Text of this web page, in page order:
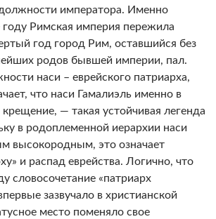
императора. Именно
Римская империя пережила
год город Рим, оставшийся без
родов бывшей империи, пал.
наси – еврейского патриарха,
что наси Гамалиэль именно в
— такая устойчивая легенда
в родоплеменной иерархии наси
высокородным, это означает
и распад еврейства. Логично, что
словосочетание «патриарх
зазвучало в христианской
место поменяло свое